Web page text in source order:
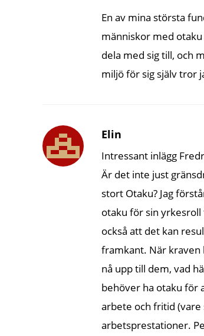
En av mina största
människor med otaku
dela med sig till, och
miljö för sig själv tror
Elin
Intressant inlägg
Är det inte just
stort Otaku? Jag
otaku för sin
också att det kan
framkant. När kraven
nå upp till dem, vad
behöver ha otaku för
arbete och fritid (vare
arbetsprestationer.